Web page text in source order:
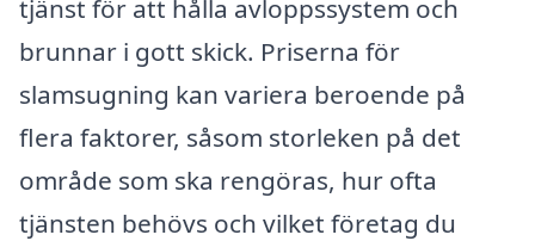
tjänst för att hålla avloppssystem och
brunnar i gott skick. Priserna för
slamsugning kan variera beroende på
flera faktorer, såsom storleken på det
område som ska rengöras, hur ofta
tjänsten behövs och vilket företag du